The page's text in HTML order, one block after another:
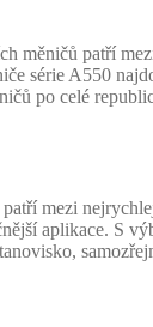
patří
série A550
po celé
mezi
aplikace. S